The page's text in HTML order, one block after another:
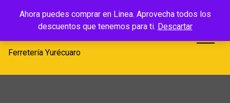
Ahora puedes comprar en Linea. Aprovecha todos los
descuentos que tenemos para ti. Descartar
Ferretería
Yurécuaro
Ferretería Yurécuaro